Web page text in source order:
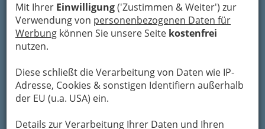
Mit Ihrer Einwilligung('Zustimmen & Weiter') zur
Verwendung von personenbezogenen Daten für
Werbung können Sie unsere Seite kostenfrei
nutzen.
Diese schließt die Verarbeitung von Daten wie IP-
Adresse, Cookies & sonstigen Identifiern außerhalb
der EU (u.a. USA) ein.
Details zur Verarbeitung Ihrer Daten und Ihren
menschlichen Fähigkeiten erlaubt, sich zu
entwickeln, und zugleich das Gefängnis, das sie
einengt.“ Aldous Huxley